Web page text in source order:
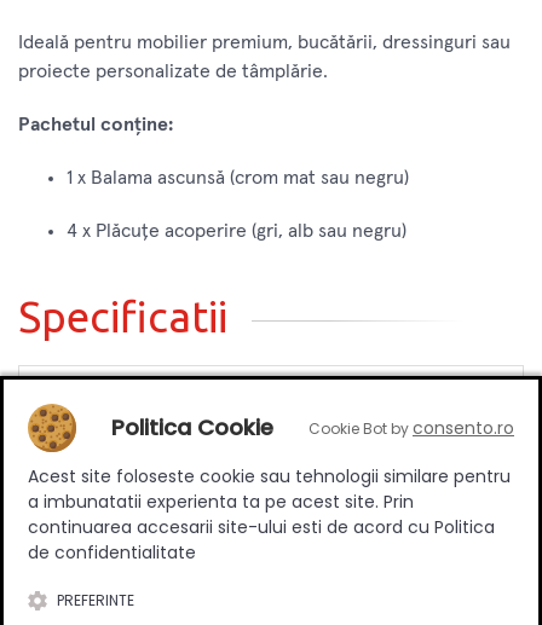
Ideală pentru mobilier premium, bucătării, dressinguri sau
proiecte personalizate de tâmplărie.
Pachetul conține:
1 x Balama ascunsă (crom mat sau negru)
4 x Plăcuțe acoperire (gri, alb sau negru)
Specificatii
Tip
Aplicat
Culoare
Crom mat
Numar bucati/set
1
Politica Cookie Cookie Bot byconsento.ro
Acest site foloseste cookie sau tehnologii similare pentru
a imbunatatii experienta ta pe acest site. Prin
continuarea accesarii site-ului esti de acord cu Politica
de confidentialitate
PREFERINTE